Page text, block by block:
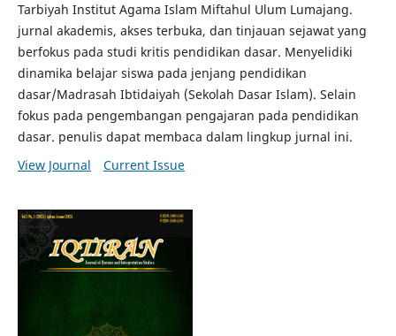
Tarbiyah Institut Agama Islam Miftahul Ulum Lumajang.
jurnal akademis, akses terbuka, dan tinjauan sejawat yang
berfokus pada studi kritis pendidikan dasar. Menyelidiki
dinamika belajar siswa pada jenjang pendidikan
dasar/Madrasah Ibtidaiyah (Sekolah Dasar Islam). Selain
fokus pada pengembangan pengajaran pada pendidikan
dasar. penulis dapat membaca dalam lingkup jurnal ini.
View Journal
Current Issue